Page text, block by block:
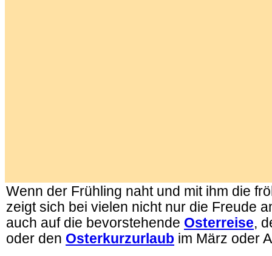
Wenn der Frühling naht und mit ihm die
zeigt sich bei vielen nicht nur die Freude
auch auf die bevorstehende Osterreise,
oder den Osterkurzurlaub im März oder